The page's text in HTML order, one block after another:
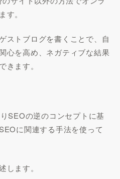
す。
ストブログを書くことで、自
心を高め、ネガティブな結果
きます。
SEOの逆のコンセプトに基
に関連する手法を使って
します。